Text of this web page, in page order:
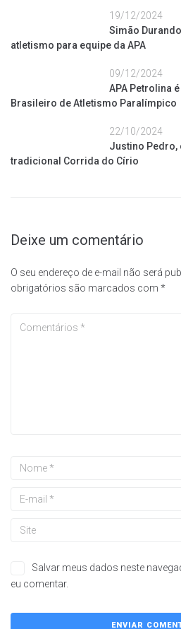
19/12/2024
Simão
atletismo para equipe da APA
09/12/2024
APA Petrolina
Brasileiro de Atletismo Paralímpico
22/10/2024
Justino Pedro,
tradicional Corrida do Círio
Deixe um comentário
O seu endereço de e-mail não será
obrigatórios são marcados com *
Salvar meus dados neste
eu comentar.